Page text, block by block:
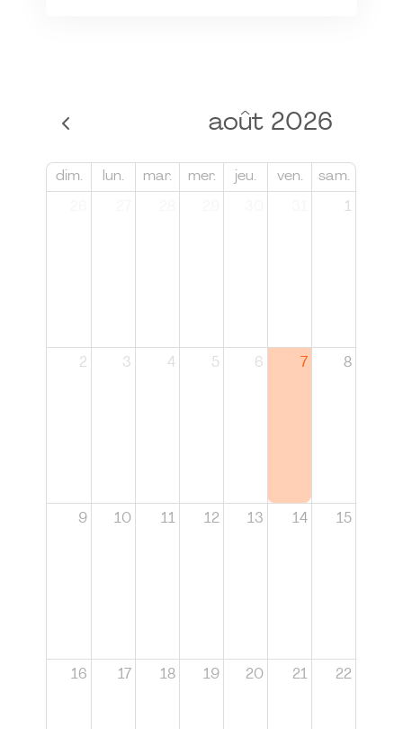
août 2026
dim. lun. mar. mer. jeu. ven. sam.
1
2 3 4 5 6 7 8
9 10 11 12 13 14 15
16 17 18 19 20 21 22